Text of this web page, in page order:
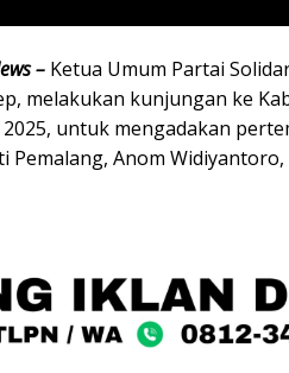
– Ketua Umum Partai
melakukan kunjungan ke
untuk mengadakan
Anom